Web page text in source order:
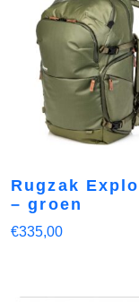
Rugzak
– groen
€335,00